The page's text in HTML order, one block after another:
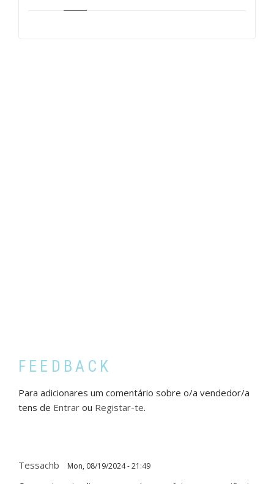
FEEDBACK
Para adicionares um comentário sobre o/a vendedor/a
tens de Entrar ou Registar-te.
Tessachb Mon, 08/19/2024 - 21:49